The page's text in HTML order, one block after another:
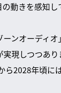
動きを感知
ンオーディ
現しつつあり
2028年頃に